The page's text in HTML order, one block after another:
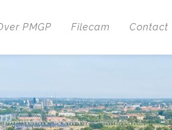
PMGP Filecam Contact